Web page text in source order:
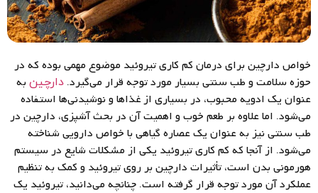
خواص دارچین برای درمان کم کاری تیروئید موضوع مهمی بوده که در
حوزه سلامت و طب سنتی بسیار مورد توجه قرار می‌گیرد. دارچینبه
عنوان یک ادویه محبوب، در بسیاری از غذاها و نوشیدنی‌ها استفاده
می‌شود. اما علاوه بر طعم خوب و اهمیت آن در بحث آشپزی، دارچین در
طب سنتی نیز به عنوان یک عصاره گیاهی با خواص دارویی شناخته
می‌شود. از آنجا که کم کاری تیروئید یکی از مشکلات شایع در سیستم
هورمونی بدن است، تأثیرات دارچین بر روی تیروئید و کمک به تنظیم
عملکرد آن مورد توجه قرار گرفته است. چنانچه می‌دانید، تیروئید یک